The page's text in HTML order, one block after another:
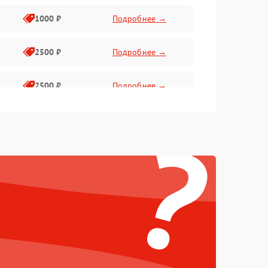
1000 ₽ Подробнее →
2500 ₽ Подробнее →
2500 ₽ Подробнее →
1500 ₽
Подробнее →
?